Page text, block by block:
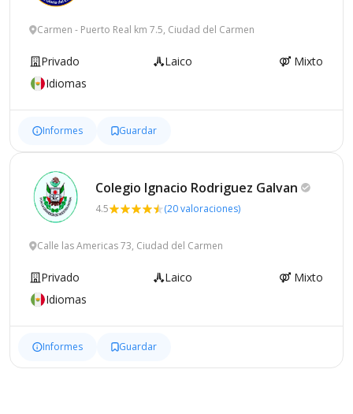
Carmen - Puerto Real km 7.5, Ciudad del Carmen
Privado Laico
Mixto
Idiomas
Informes Guardar
Colegio Ignacio Rodriguez Galvan
4.5 (20 valoraciones)
Calle las Americas 73, Ciudad del Carmen
Privado Laico
Mixto
Idiomas
Informes Guardar